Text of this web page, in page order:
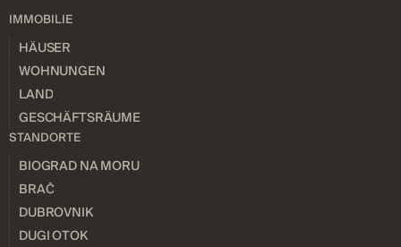
IMMOBILIE
HÄUSER
WOHNUNGEN
LAND
GESCHÄFTSRÄUME
STANDORTE
BIOGRAD NA MORU
BRAČ
DUBROVNIK
DUGI OTOK